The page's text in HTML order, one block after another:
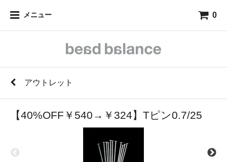
メニュー 0
アウトレット
【40%OFF￥540→￥324】Tピン0.7/25